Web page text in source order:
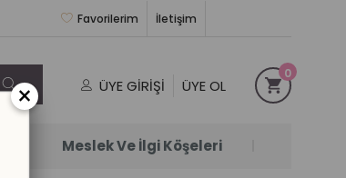
İletişim
Favorilerim
ÜYE GIRIŞI ÜYE OL
0
Meslek Ve İlgi Köşeleri
×